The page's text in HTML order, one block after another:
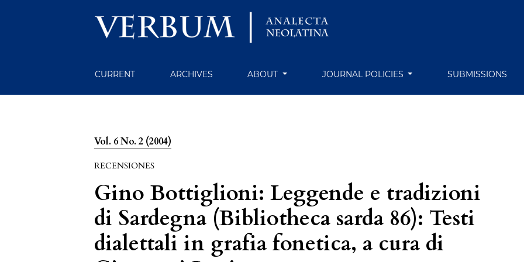
CURRENT ARCHIVES ABOUT JOURNAL POLICIES SUBMISSIONS
Vol. 6 No. 2 (2004)
RECENSIONES
Gino Bottiglioni: Leggende e tradizioni
di Sardegna (Bibliotheca sarda 86): Testi
dialettali in grafia fonetica, a cura di